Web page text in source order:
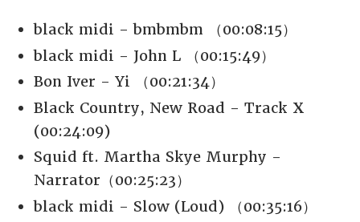
black midi - bmbmbm （00:08:15）
black midi - John L （00:15:49）
Bon Iver - Yi （00:21:34）
Black Country, New Road - Track X
(00:24:09)
Squid ft. Martha Skye Murphy -
Narrator（00:25:23）
black midi - Slow (Loud) （00:35:16）